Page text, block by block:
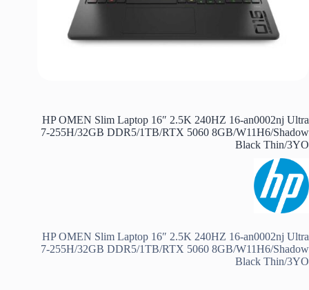
HP OMEN Slim Laptop 16″ 2.5K 240HZ 16-an0002nj Ultra
7-255H/32GB DDR5/1TB/RTX 5060 8GB/W11H6/Shadow
Black Thin/3YO
HP OMEN Slim Laptop 16″ 2.5K 240HZ 16-an0002nj Ultra
7-255H/32GB DDR5/1TB/RTX 5060 8GB/W11H6/Shadow
Black Thin/3YO